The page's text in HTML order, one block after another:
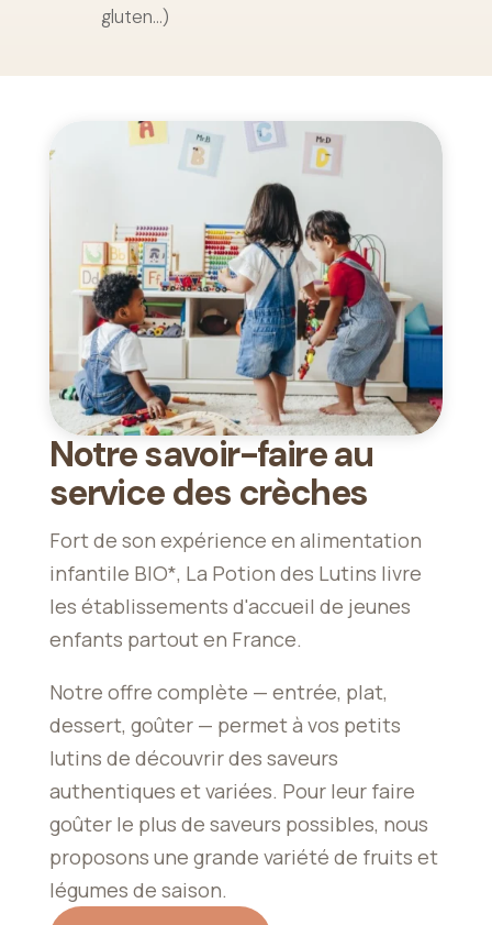
gluten…)
Notre savoir-faire au
service des crèches
Fort de son expérience en alimentation
infantile BIO*, La Potion des Lutins livre
les établissements d'accueil de jeunes
enfants partout en France.
Notre offre complète — entrée, plat,
dessert, goûter — permet à vos petits
lutins de découvrir des saveurs
authentiques et variées. Pour leur faire
goûter le plus de saveurs possibles, nous
proposons une grande variété de fruits et
légumes de saison.